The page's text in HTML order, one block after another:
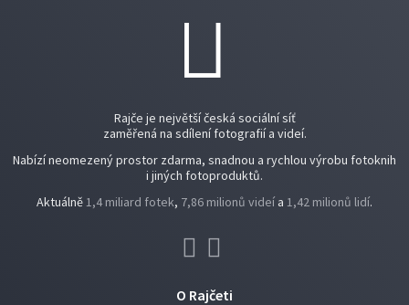
Rajče je největší česká sociální síť
zaměřená na sdílení fotografií a videí.
Nabízí neomezený prostor zdarma, snadnou a rychlou výrobu fotoknih
i jiných fotoproduktů.
Aktuálně1,4 miliard fotek, 7,86 milionů videí a 1,42 milionů lidí.
O Rajčeti